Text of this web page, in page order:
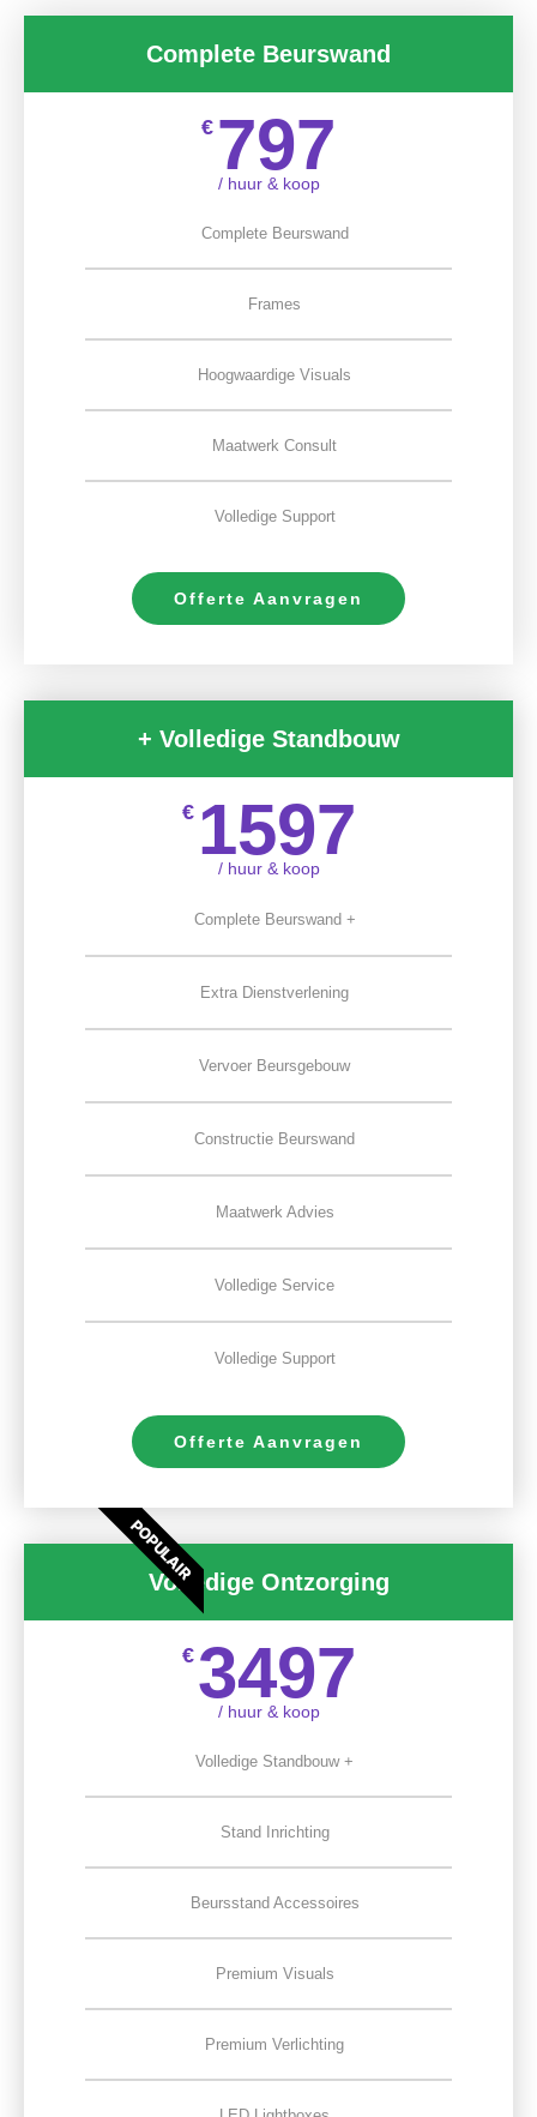
Complete Beurswand
€ 797
/ huur & koop
Complete Beurswand
Frames
Hoogwaardige Visuals
Maatwerk Consult
Volledige Support
Offerte Aanvragen
+ Volledige Standbouw
€ 1597
/ huur & koop
Complete Beurswand +
Extra Dienstverlening
Vervoer Beursgebouw
Constructie Beurswand
Maatwerk Advies
Volledige Service
Volledige Support
Offerte Aanvragen
POPULAIR
Volledige Ontzorging
€ 3497
/ huur & koop
Volledige Standbouw +
Stand Inrichting
Beursstand Accessoires
Premium Visuals
Premium Verlichting